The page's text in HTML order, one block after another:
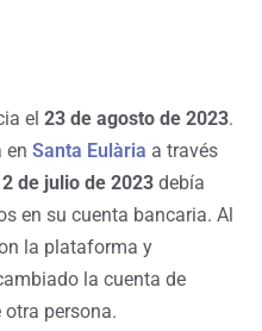
el 23 de agosto de 2023.
en Santa Eulària a través
2 de julio de 2023 debía
en su cuenta bancaria. Al
la plataforma y
la cuenta de
persona.